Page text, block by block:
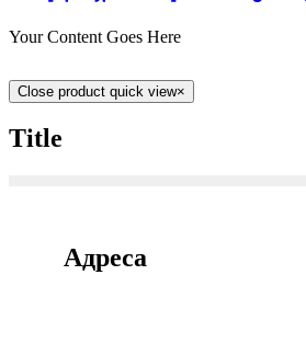
Your Content Goes Here
Close product quick view×
Title
Адреса